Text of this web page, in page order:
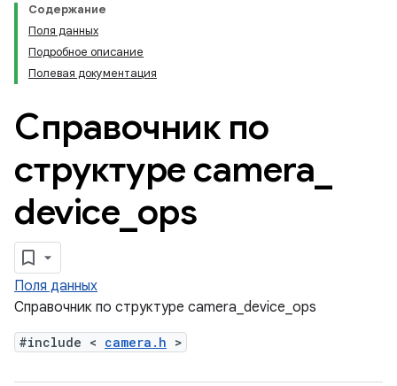
Содержание
Поля данных
Подробное описание
Полевая документация
Справочник по
структуре camera
device ops
Поля данных
Справочник по структуре camera_device_ops
#include < camera.h >